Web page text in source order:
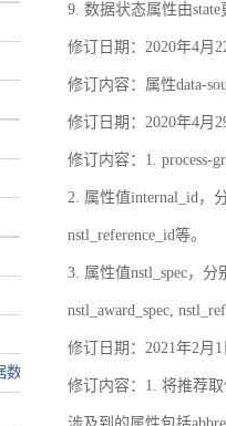
据唯一标识符规则
9. 数据状态属性由state
修订日期：2020年4月
修订内容：属性data-
修订日期：2020年4月
修订内容：1. process-
2. 属性值internal_id，
nstl_reference_id等。
3. 属性值nstl_spec，分
nstl_award_spec,
修订日期：2021年2月1
修订内容：1. 将推荐